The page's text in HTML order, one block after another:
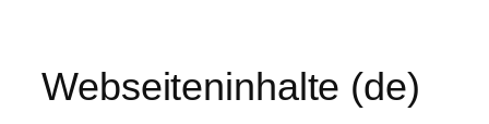
Webseiteninhalte (de)